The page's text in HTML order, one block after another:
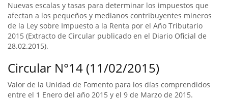
Nuevas escalas y tasas para determinar los impuestos que
afectan a los pequeños y medianos contribuyentes mineros
de la Ley sobre Impuesto a la Renta por el Año Tributario
2015 (Extracto de Circular publicado en el Diario Oficial de
28.02.2015).
Circular N°14 (11/02/2015)
Valor de la Unidad de Fomento para los días comprendidos
entre el 1 Enero del año 2015 y el 9 de Marzo de 2015.